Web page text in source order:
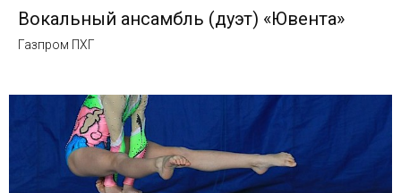
Вокальный ансамбль (дуэт) «Ювента»
Газпром ПХГ